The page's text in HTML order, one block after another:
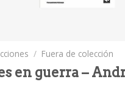
/ Fuera de colección
en guerra –